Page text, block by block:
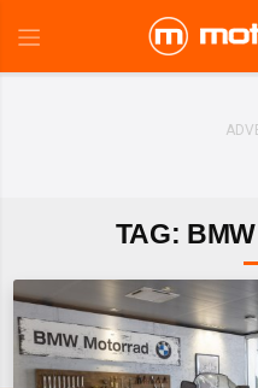
TAG: